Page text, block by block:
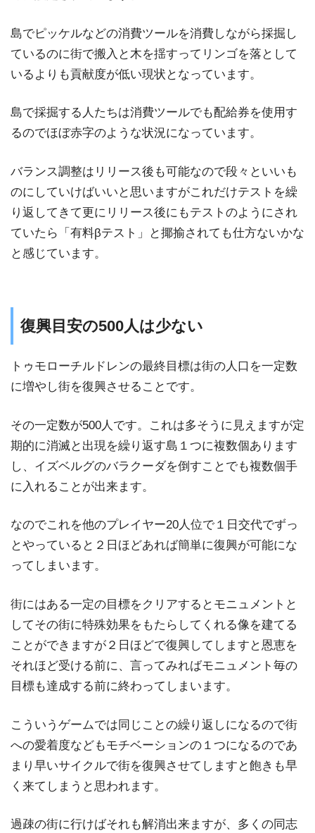
島でピッケルなどの消費ツールを消費しながら採掘し
ているのに街で搬入と木を揺すってリンゴを落として
いるよりも貢献度が低い現状となっています。
島で採掘する人たちは消費ツールでも配給券を使用す
るのでほぼ赤字のような状況になっています。
バランス調整はリリース後も可能なので段々といいも
のにしていけばいいと思いますがこれだけテストを繰
り返してきて更にリリース後にもテストのようにされ
ていたら「有料βテスト」と揶揄されても仕方ないかな
と感じています。
復興目安の500人は少ない
トゥモローチルドレンの最終目標は街の人口を一定数
に増やし街を復興させることです。
その一定数が500人です。これは多そうに見えますが定
期的に消滅と出現を繰り返す島１つに複数個あります
し、イズベルグのバラクーダを倒すことでも複数個手
に入れることが出来ます。
なのでこれを他のプレイヤー20人位で１日交代でずっ
とやっていると２日ほどあれば簡単に復興が可能にな
ってしまいます。
街にはある一定の目標をクリアするとモニュメントと
してその街に特殊効果をもたらしてくれる像を建てる
ことができますが２日ほどで復興してしますと恩恵を
それほど受ける前に、言ってみればモニュメント毎の
目標も達成する前に終わってしまいます。
こういうゲームでは同じことの繰り返しになるので街
への愛着度などもモチベーションの１つになるのであ
まり早いサイクルで街を復興させてしますと飽きも早
く来てしまうと思われます。
過疎の街に行けばそれも解消出来ますが、多くの同志